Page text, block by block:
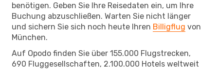
benötigen. Geben Sie Ihre Reisedaten ein, um Ihre
Buchung abzuschließen. Warten Sie nicht länger
und sichern Sie sich noch heute Ihren Billigflug von
München.
Auf Opodo finden Sie über 155.000 Flugstrecken,
690 Fluggesellschaften, 2.100.000 Hotels weltweit